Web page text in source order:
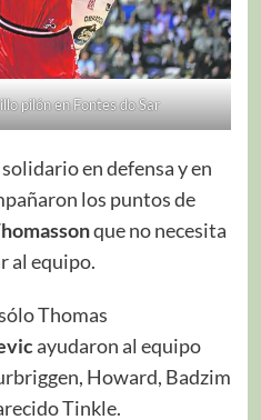
pilón en Fontes do Sar
en defensa y en
los puntos de
que no necesita
al equipo.
Thomas
ayudaron al equipo
Howard, Badzim
Tinkle.